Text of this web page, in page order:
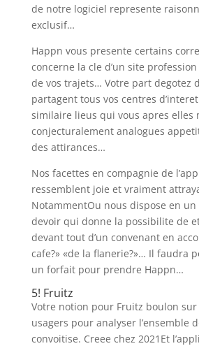
de notre logiciel represente
exclusif…
Happn vous presente certains
concerne la cle d’un site profession
de vos trajets… Votre part degotez
partagent tous vos centres
similaire lieus qui vous apres elles
conjecturalement analogues
des attirances…
Nos facettes en compagnie de
ressemblent joie et vraiment
NotammentOu nous dispose en
devoir qui donne la possibilite de
devant tout d’un convenant en
cafe?» «de la flanerie?»… Il faudra
un forfait pour prendre Happn…
5! Fruitz
Votre notion pour Fruitz boulon
usagers pour analyser l’ensemble
convoitise. Creee chez 2021Et